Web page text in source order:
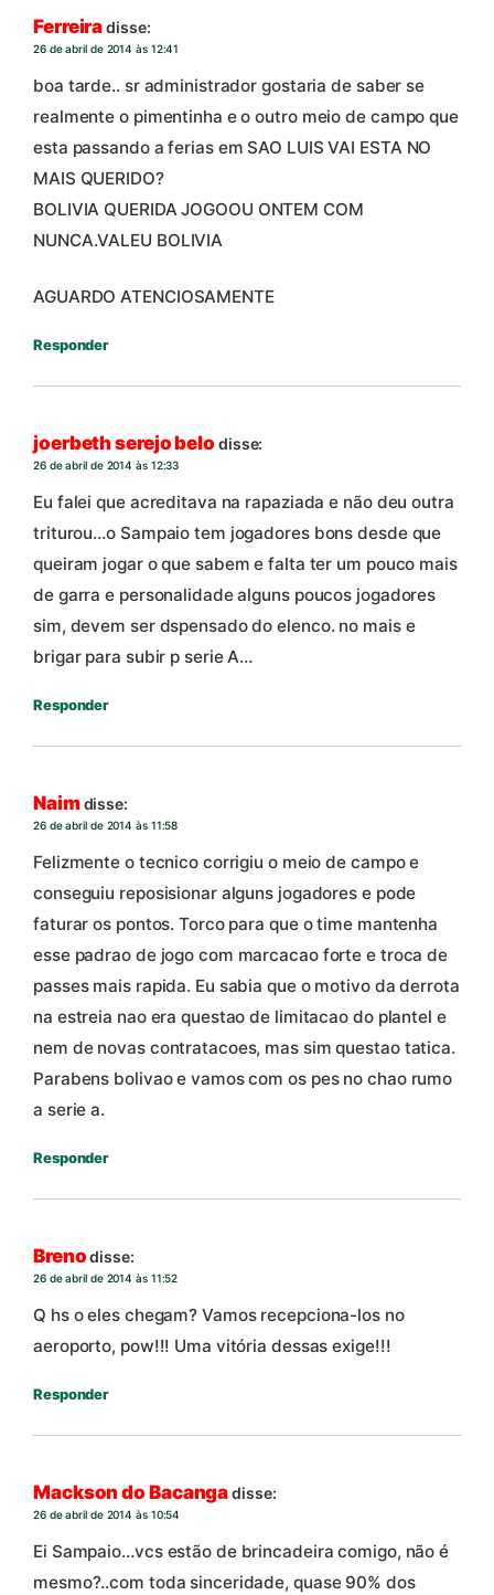
Ferreiradisse:
26 de abril de 2014 às 12:41
boa tarde.. sr administrador gostaria de saber se
realmente o pimentinha e o outro meio de campo que
esta passando a ferias em SAO LUIS VAI ESTA NO
MAIS QUERIDO?
BOLIVIA QUERIDA JOGOOU ONTEM COM
NUNCA.VALEU BOLIVIA
AGUARDO ATENCIOSAMENTE
Responder
joerbeth serejo belo disse:
26 de abril de 2014 às 12:33
Eu falei que acreditava na rapaziada e não deu outra
triturou…o Sampaio tem jogadores bons desde que
queiram jogar o que sabem e falta ter um pouco mais
de garra e personalidade alguns poucos jogadores
sim, devem ser dspensado do elenco. no mais e
brigar para subir p serie A…
Responder
Naimdisse:
26 de abril de 2014 às 11:58
Felizmente o tecnico corrigiu o meio de campo e
conseguiu reposisionar alguns jogadores e pode
faturar os pontos. Torco para que o time mantenha
esse padrao de jogo com marcacao forte e troca de
passes mais rapida. Eu sabia que o motivo da derrota
na estreia nao era questao de limitacao do plantel e
nem de novas contratacoes, mas sim questao tatica.
Parabens bolivao e vamos com os pes no chao rumo
a serie a.
Responder
Breno disse:
26 de abril de 2014 às 11:52
Q hs o eles chegam? Vamos recepciona-los no
aeroporto, pow!!! Uma vitória dessas exige!!!
Responder
Mackson do Bacangadisse:
26 de abril de 2014 às 10:54
Ei Sampaio…vcs estão de brincadeira comigo, não é
mesmo?..com toda sinceridade, quase 90% dos